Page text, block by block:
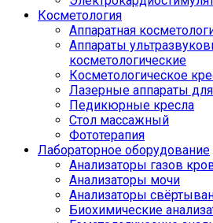
Косметология
Аппаратная
Аппараты
косметологические
Косметологическое
Лазерные аппараты
Педикюрные кресла
Стол массажный
Фототерапия
Лабораторное оборудование
Анализаторы газов
Анализаторы мочи
Анализаторы
Биохимические